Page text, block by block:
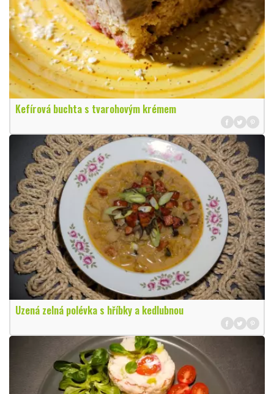
Kefírová buchta s tvarohovým krémem
Uzená zelná polévka s hříbky a kedlubnou